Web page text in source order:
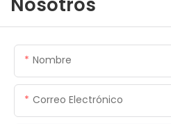
Nombre
Correo Electrónico